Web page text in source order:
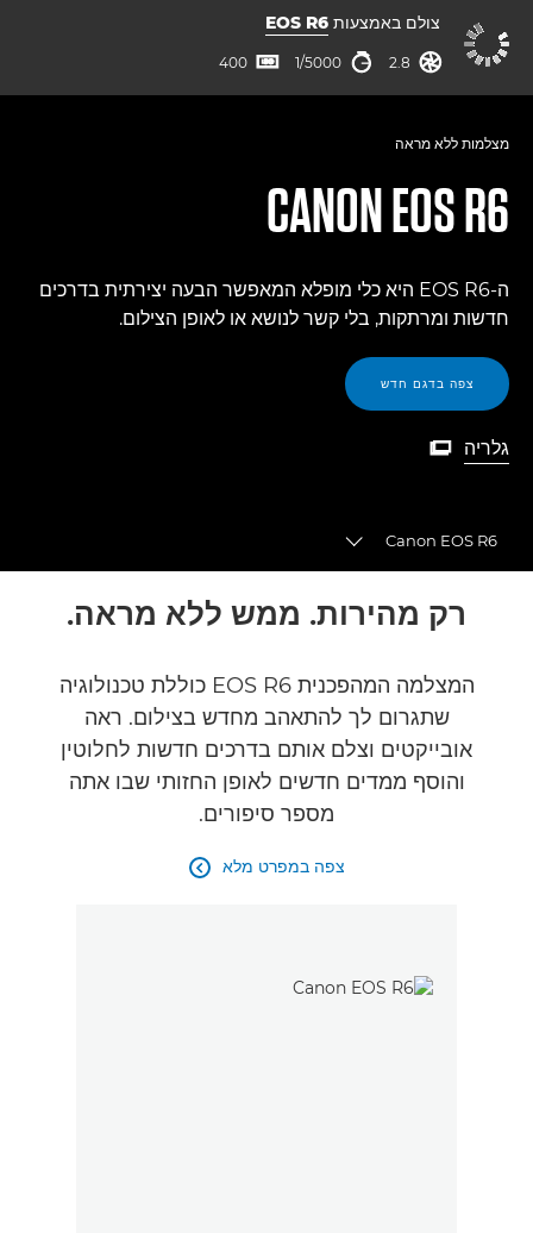
צולם באמצעות EOS R6
צמצם

2.8 מהירות תריס

1/5000
ISO

400
מצלמות ללא מראה
CANONEOS R6
ה-EOS R6 היא כלי מופלא המאפשר הבעה יצירתית בדרכים
חדשות ומרתקות, בלי קשר לנושא או לאופן הצילום.
צפה בדגם חדש
גלריה
גלריה

Canon EOS R6
Toggle breadcrumbs
אביזרים נלווים
רק מהירות. ממש ללא מראה.
המצלמה המהפכנית EOS R6 כוללת טכנולוגיה
שתגרום לך להתאהב מחדש בצילום. ראה
אובייקטים וצלם אותם בדרכים חדשות לחלוטין
והוסף ממדים חדשים לאופן החזותי שבו אתה
מספר סיפורים.
צפה במפרט מלא 